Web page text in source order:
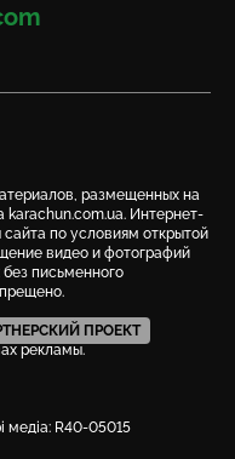
Twitter
размещенных на
karachun.com.ua. Интернет-
по условиям открытой
видео и фотографий
письменного
ПРОЕКТ
рекламы.
медіа: R40-05015